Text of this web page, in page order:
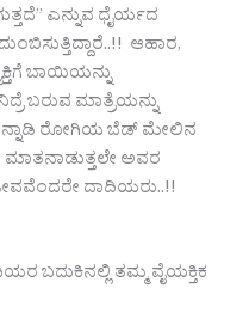
ಎನ್ನುವ ಧೈರ್ಯದ
ಆಹಾರ,
ಬಾಯಿಯನ್ನು
ಬರುವ ಮಾತ್ರೆಯನ್ನು
ರೋಗಿಯ ಬೆಡ್ ಮೇಲಿನ
ಅವರ
ದಾದಿಯರು..!!
ಬದುಕಿನಲ್ಲಿ ತಮ್ಮ ವೈಯಕ್ತಿಕ